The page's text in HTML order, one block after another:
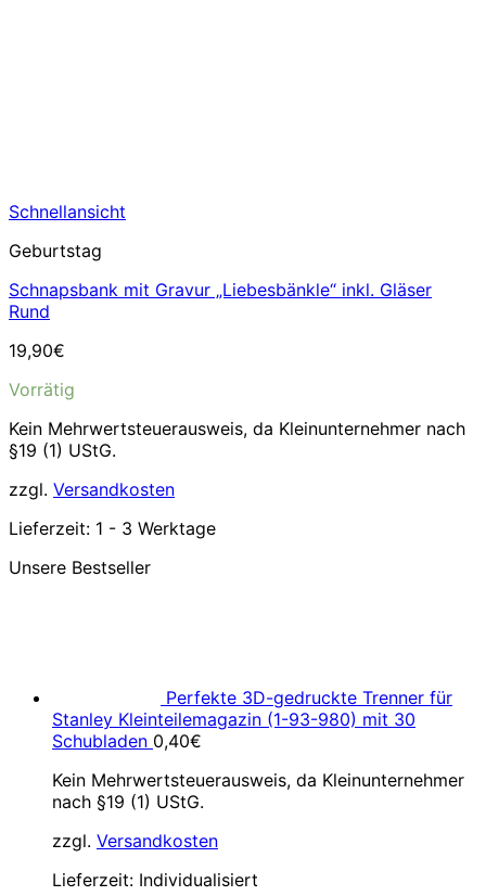
Schnellansicht
Geburtstag
Schnapsbank mit Gravur „Liebesbänkle“ inkl. Gläser
Rund
19,90€
Vorrätig
Kein Mehrwertsteuerausweis, da Kleinunternehmer nach
§19 (1) UStG.
zzgl. Versandkosten
Lieferzeit: 1 - 3 Werktage
Unsere Bestseller
Perfekte 3D-gedruckte Trenner für
Stanley Kleinteilemagazin (1-93-980) mit 30
Schubladen 0,40€
Kein Mehrwertsteuerausweis, da Kleinunternehmer
nach §19 (1) UStG.
zzgl. Versandkosten
Lieferzeit: Individualisiert